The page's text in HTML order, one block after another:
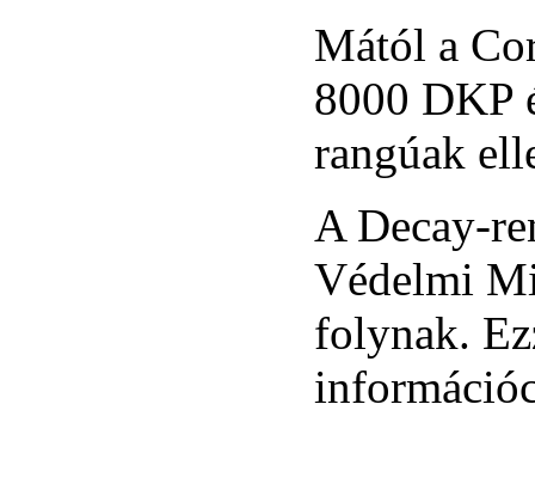
Mától a
8000 DKP
rangúak
A Decay-
Védelmi
folynak.